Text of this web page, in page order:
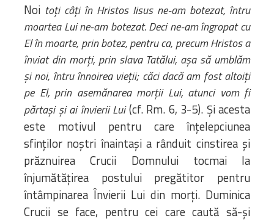
Noi toți câți în Hristos Iisus ne-am botezat, întru
moartea Lui ne-am botezat. Deci ne-am îngropat cu
El în moarte, prin botez, pentru ca, precum Hristos a
înviat din morți, prin slava Tatălui, așa să umblăm
și noi, întru înnoirea vieții; căci dacă am fost altoiți
pe El, prin asemănarea morții Lui, atunci vom fi
părtași și ai învierii Lui(cf. Rm. 6, 3-5). Și acesta
este motivul pentru care înțelepciunea
sfinților noștri înaintași a rânduit cinstirea și
prăznuirea Crucii Domnului tocmai la
înjumătățirea postului pregătitor pentru
întâmpinarea Învierii Lui din morți. Duminica
Crucii se face, pentru cei care caută să-și